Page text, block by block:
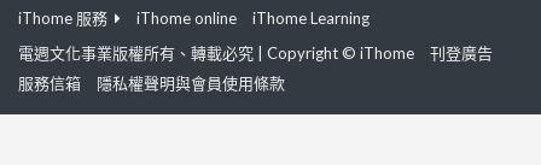
iThome 服務 iThome online
iThome Learning
電週文化事業版權所有、轉載必究 | Copyright © iThome
刊登廣告
服務信箱
隱私權聲明與會員使用條款